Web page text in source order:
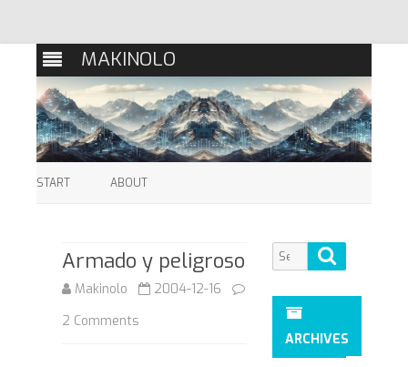
MAKINOLO
START ABOUT
Armado y peligroso
Makinolo
2004-12-16
2 Comments
Search
for:
ARCHIVES